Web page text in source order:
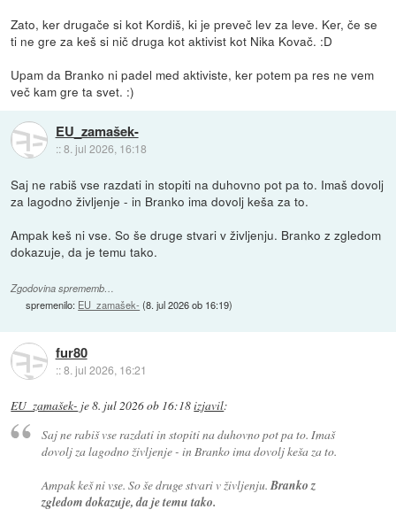
Zato, ker drugače si kot Kordiš, ki je preveč lev za leve. Ker, če se
ti ne gre za keš si nič druga kot aktivist kot Nika Kovač. :D
Upam da Branko ni padel med aktiviste, ker potem pa res ne vem
več kam gre ta svet. :)
EU_zamašek-
::8. jul 2026, 16:18
Saj ne rabiš vse razdati in stopiti na duhovno pot pa to. Imaš dovolj
za lagodno življenje - in Branko ima dovolj keša za to.
Ampak keš ni vse. So še druge stvari v življenju. Branko z zgledom
dokazuje, da je temu tako.
Zgodovina sprememb…
spremenilo: EU_zamašek- (8. jul 2026 ob 16:19)
fur80
::8. jul 2026, 16:21
EU_zamašek- je8. jul 2026 ob 16:18izjavil:
Saj ne rabiš vse razdati in stopiti na duhovno pot pa to. Imaš
dovolj za lagodno življenje - in Branko ima dovolj keša za to.
Ampak keš ni vse. So še druge stvari v življenju. Branko z
zgledom dokazuje, da je temu tako.